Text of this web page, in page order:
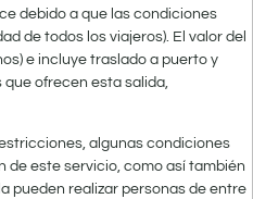
debido a que las condiciones
de todos los viajeros). El valor del
e incluye traslado a puerto y
ofrecen esta salida,
algunas condiciones
este servicio, como así también
pueden realizar personas de entre